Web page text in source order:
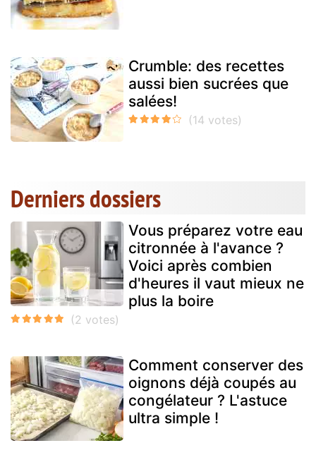
Crumble: des recettes
aussi bien sucrées que
salées!
Derniers dossiers
Vous préparez votre eau
citronnée à l'avance ?
Voici après combien
d'heures il vaut mieux ne
plus la boire
Comment conserver des
oignons déjà coupés au
congélateur ? L'astuce
ultra simple !